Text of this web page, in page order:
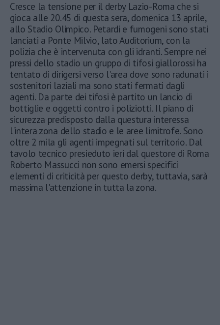
Cresce la tensione per il derby Lazio-Roma che si
gioca alle 20.45 di questa sera, domenica 13 aprile,
allo Stadio Olimpico. Petardi e fumogeni sono stati
lanciati a Ponte Milvio, lato Auditorium, con la
polizia che è intervenuta con gli idranti. Sempre nei
pressi dello stadio un gruppo di tifosi giallorossi ha
tentato di dirigersi verso l'area dove sono radunati i
sostenitori laziali ma sono stati fermati dagli
agenti. Da parte dei tifosi è partito un lancio di
bottiglie e oggetti contro i poliziotti. Il piano di
sicurezza predisposto dalla questura interessa
l'intera zona dello stadio e le aree limitrofe. Sono
oltre 2 mila gli agenti impegnati sul territorio. Dal
tavolo tecnico presieduto ieri dal questore di Roma
Roberto Massucci non sono emersi specifici
elementi di criticità per questo derby, tuttavia, sarà
massima l'attenzione in tutta la zona.